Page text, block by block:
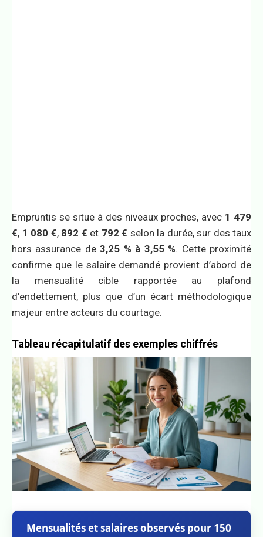
Empruntis se situe à des niveaux proches, avec 1 479
€, 1 080 €, 892 € et 792 € selon la durée, sur des taux
hors assurance de3,25 % à 3,55 %. Cette proximité
confirme que le salaire demandé provient d’abord de
la mensualité cible rapportée au plafond
d’endettement, plus que d’un écart méthodologique
majeur entre acteurs du courtage.
Tableau récapitulatif des exemples chiffrés
Mensualités et salaires observés pour 150